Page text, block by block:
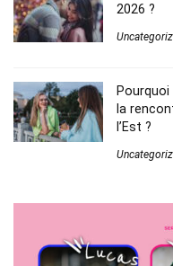
2026 ?
la
l’Est ?